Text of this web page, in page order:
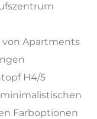
Apartments
H4/5
Farboptionen